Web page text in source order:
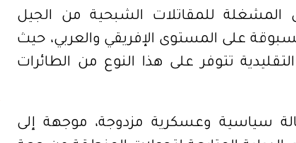
المشغلة للمقاتلات الشبحية من الجيل
على المستوى الإفريقي والعربي، حيث
تتوفر على هذا النوع من الطائرات
سياسية وعسكرية مزدوجة، موجهة إلى